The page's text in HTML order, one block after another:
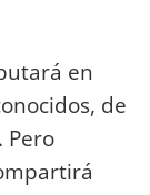
en
de
Pero